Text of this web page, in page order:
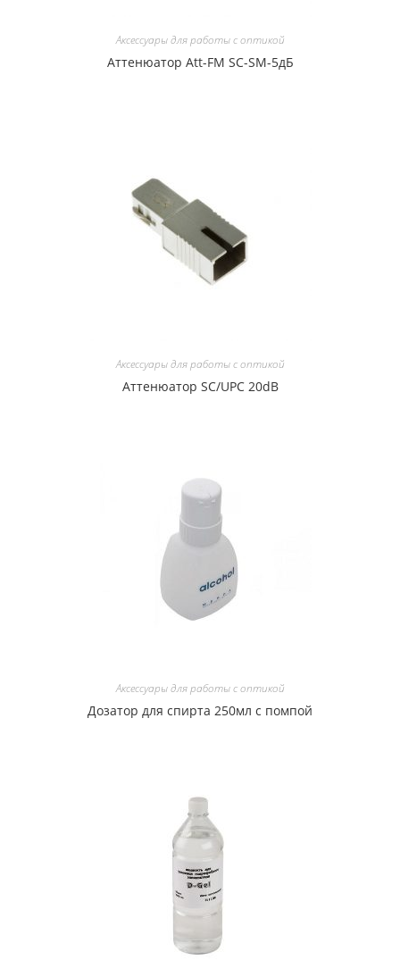
Аксессуары для работы с оптикой
Аттенюатор Att-FM SC-SM-5дБ
Аксессуары для работы с оптикой
Аттенюатор SC/UPC 20dB
Аксессуары для работы с оптикой
Дозатор для спирта 250мл с помпой